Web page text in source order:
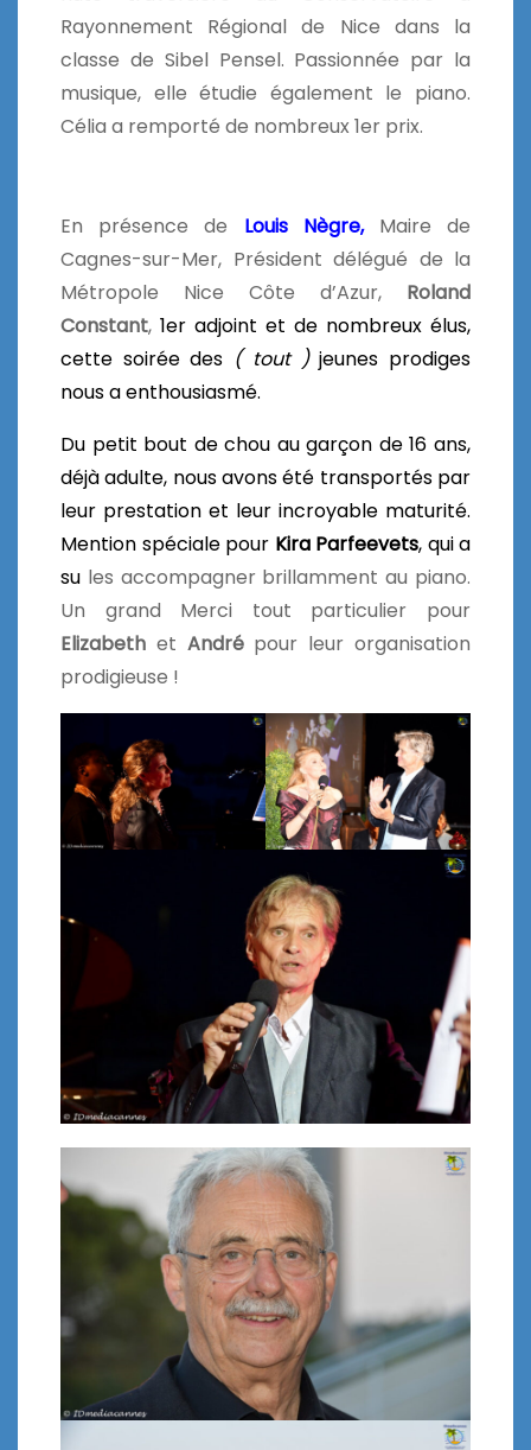
Rayonnement Régional de Nice dans la
classe de Sibel Pensel. Passionnée par la
musique, elle étudie également le piano.
Célia a remporté de nombreux 1er prix.
En présence de Louis Nègre,Maire de
Cagnes-sur-Mer, Président délégué de la
Métropole Nice Côte d’Azur, Roland
Constant, 1er adjoint et de nombreux élus,
cette soirée des ( tout )jeunes prodiges
nous a enthousiasmé.
Du petit bout de chou au garçon de 16 ans,
déjà adulte, nous avons été transportés par
leur prestation et leur incroyable maturité.
Mention spéciale pour Kira Parfeevets, qui a
su les accompagner brillamment au piano.
Un grand Merci tout particulier pour
Elizabeth et Andrépour leur organisation
prodigieuse !